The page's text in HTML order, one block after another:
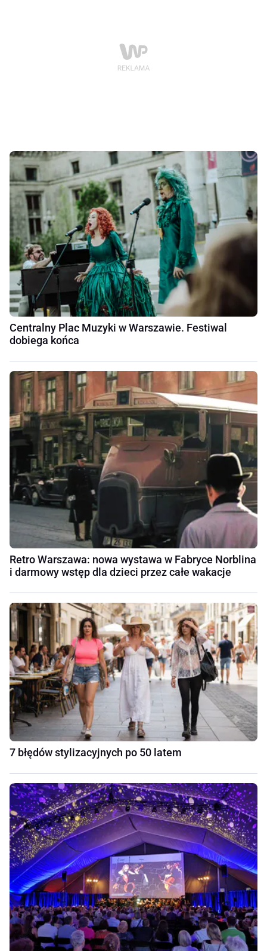
Centralny Plac Muzyki w Warszawie. Festiwal
dobiega końca
Retro Warszawa: nowa wystawa w Fabryce Norblina
i darmowy wstęp dla dzieci przez całe wakacje
7 błędów stylizacyjnych po 50 latem